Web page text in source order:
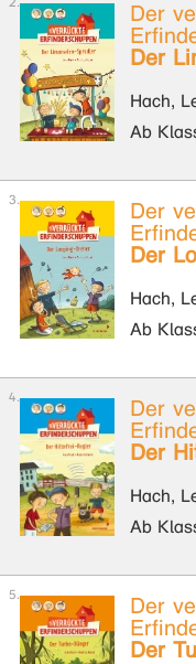
Der
Der
Hach,
Ab
Der
Der
Hach,
Ab
Der
Der
Hach,
Ab
Der
Der